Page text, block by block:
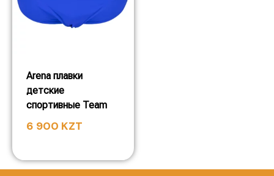
Arena плавки
детские
спортивные Team
6 900 KZT